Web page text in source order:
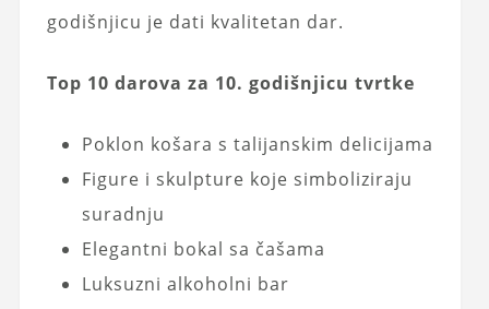
godišnjicu je dati kvalitetan dar.
Top 10 darova za 10. godišnjicu tvrtke
Poklon košara s talijanskim delicijama
Figure i skulpture koje simboliziraju
suradnju
Elegantni bokal sa čašama
Luksuzni alkoholni bar